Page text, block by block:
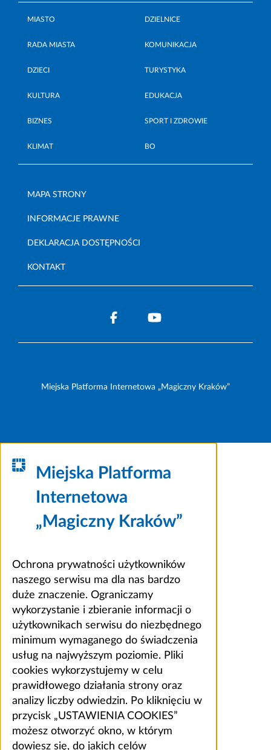
MIASTO DZIELNICE
RADA MIASTA KOMUNIKACJA
DZIECI TURYSTYKA
KULTURA EDUKACJA
BIZNES SPORT I ZDROWIE
KLIMAT BO
MAPA STRONY
INFORMACJE PRAWNE
DEKLARACJA DOSTĘPNOŚCI
KONTAKT
Miejska Platforma Internetowa „Magiczny Kraków”
Miejska Platforma
Internetowa
„Magiczny Kraków”
Ochrona prywatności użytkowników
naszego serwisu ma dla nas bardzo
duże znaczenie. Ograniczamy
wykorzystanie i zbieranie informacji o
użytkownikach serwisu do niezbędnego
minimum wymaganego do świadczenia
usług na najwyższym poziomie. Pliki
cookies wykorzystujemy w celu
prawidłowego działania strony oraz
analizy liczby odwiedzin. Po kliknięciu w
przycisk „USTAWIENIA COOKIES”
możesz otworzyć okno, w którym
dowiesz się, do jakich celów